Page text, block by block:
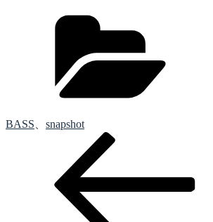
BASS
snapshot